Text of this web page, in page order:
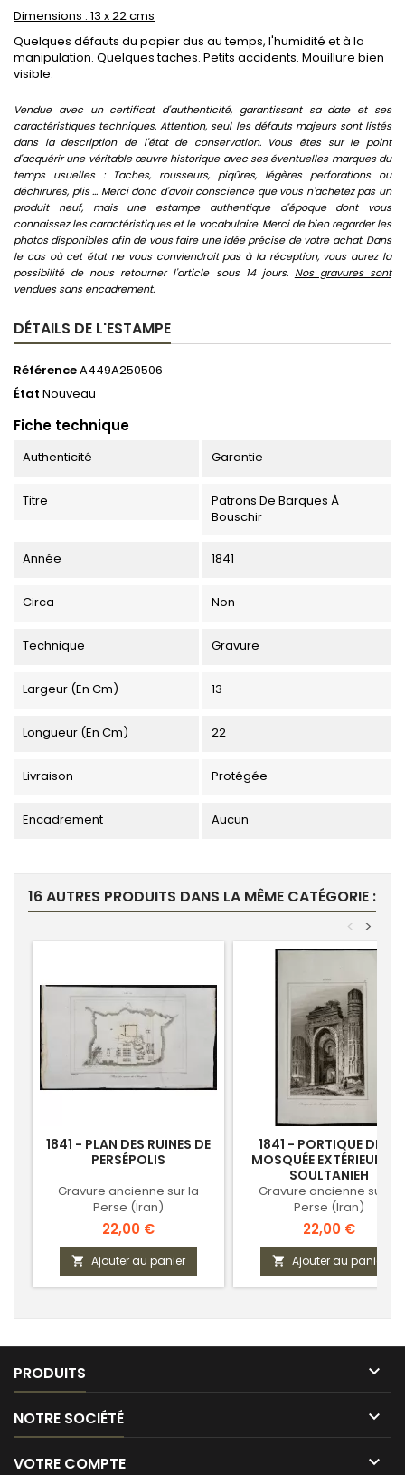
Dimensions : 13 x 22 cms
Quelques défauts du papier dus au temps, l'humidité et à la
manipulation. Quelques taches. Petits accidents. Mouillure bien
visible.
Vendue avec un certificat d'authenticité, garantissant sa date et ses
caractéristiques techniques. Attention, seul les défauts majeurs sont listés
dans la description de l'état de conservation. Vous êtes sur le point
d'acquérir une véritable œuvre historique avec ses éventuelles marques du
temps usuelles : Taches, rousseurs, piqûres, légères perforations ou
déchirures, plis ... Merci donc d'avoir conscience que vous n'achetez pas un
produit neuf, mais une estampe authentique d'époque dont vous
connaissez les caractéristiques et le vocabulaire. Merci de bien regarder les
photos disponibles afin de vous faire une idée précise de votre achat. Dans
le cas où cet état ne vous conviendrait pas à la réception, vous aurez la
possibilité de nous retourner l'article sous 14 jours. Nos gravures sont
vendues sans encadrement.
DÉTAILS DE L'ESTAMPE
RéférenceA449A250506
État Nouveau
Fiche technique
Authenticité Garantie
Titre
Patrons De Barques À
Bouschir
Année 1841
Circa Non
Technique Gravure
Largeur (en Cm) 13
Longueur (en Cm) 22
Livraison Protégée
Encadrement Aucun
16 AUTRES PRODUITS DANS LA MÊME CATÉGORIE :
>
<
1841 - PLAN DES RUINES DE
PERSÉPOLIS
Gravure ancienne sur la
Perse (Iran)
Prix
22,00 €
 Ajouter au panier
1841 - PORTIQUE DE LA
MOSQUÉE EXTÉRIEURE
SOULTANIEH
Gravure ancienne sur la
Perse (Iran)
Prix
22,00 €
 Ajouter au panier
PRODUITS 
NOTRE SOCIÉTÉ 
VOTRE COMPTE 